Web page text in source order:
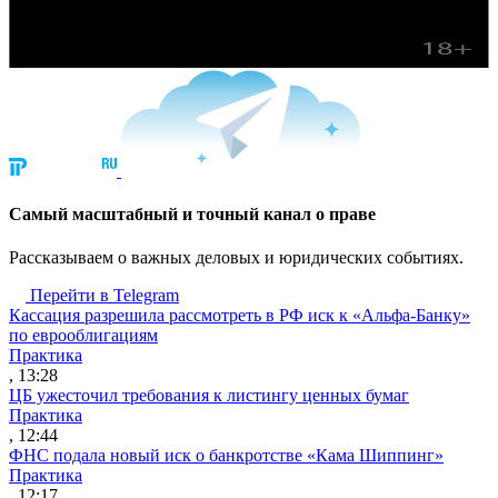
Cамый масштабный и точный канал о праве
Рассказываем о важных деловых и юридических событиях.
Перейти в Telegram
Кассация разрешила рассмотреть в РФ иск к «Альфа-Банку»
по еврооблигациям
Практика
, 13:28
ЦБ ужесточил требования к листингу ценных бумаг
Практика
, 12:44
ФНС подала новый иск о банкротстве «Кама Шиппинг»
Практика